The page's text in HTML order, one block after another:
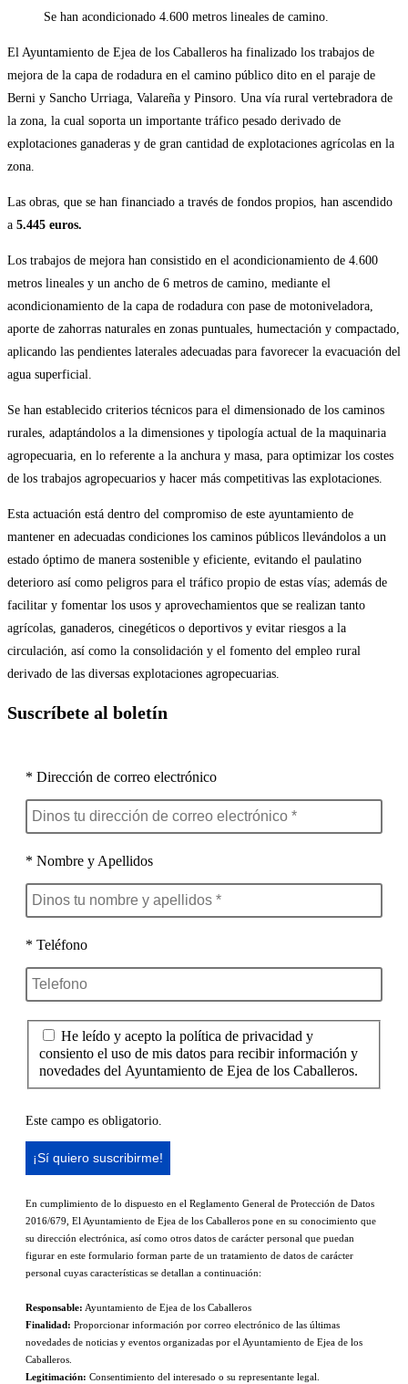
entrada:
la
Se han acondicionado 4.600 metros lineales de camino.
El Ayuntamiento de Ejea de los Caballeros ha finalizado los trabajos de
mejora de la capa de rodadura en el camino público dito en el paraje de
Berni y Sancho Urriaga, Valareña y Pinsoro. Una vía rural vertebradora de
la zona, la cual soporta un importante tráfico pesado derivado de
explotaciones ganaderas y de gran cantidad de explotaciones agrícolas en la
zona.
Las obras, que se han financiado a través de fondos propios, han ascendido
a 5.445 euros.
Los trabajos de mejora han consistido en el acondicionamiento de 4.600
metros lineales y un ancho de 6 metros de camino, mediante el
acondicionamiento de la capa de rodadura con pase de motoniveladora,
aporte de zahorras naturales en zonas puntuales, humectación y compactado,
aplicando las pendientes laterales adecuadas para favorecer la evacuación del
agua superficial.
Se han establecido criterios técnicos para el dimensionado de los caminos
rurales, adaptándolos a la dimensiones y tipología actual de la maquinaria
agropecuaria, en lo referente a la anchura y masa, para optimizar los costes
de los trabajos agropecuarios y hacer más competitivas las explotaciones.
Esta actuación está dentro del compromiso de este ayuntamiento de
mantener en adecuadas condiciones los caminos públicos llevándolos a un
estado óptimo de manera sostenible y eficiente, evitando el paulatino
deterioro así como peligros para el tráfico propio de estas vías; además de
facilitar y fomentar los usos y aprovechamientos que se realizan tanto
agrícolas, ganaderos, cinegéticos o deportivos y evitar riesgos a la
circulación, así como la consolidación y el fomento del empleo rural
derivado de las diversas explotaciones agropecuarias.
Suscríbete al boletín
* Dirección de correo electrónico
* Nombre y Apellidos
* Teléfono
He leído y acepto la política de privacidad y
consiento el uso de mis datos para recibir información y
novedades del Ayuntamiento de Ejea de los Caballeros.
Este campo es obligatorio.
En cumplimiento de lo dispuesto en el Reglamento General de Protección de Datos
2016/679, El Ayuntamiento de Ejea de los Caballeros pone en su conocimiento que
su dirección electrónica, así como otros datos de carácter personal que puedan
figurar en este formulario forman parte de un tratamiento de datos de carácter
personal cuyas características se detallan a continuación:
Responsable: Ayuntamiento de Ejea de los Caballeros
Finalidad: Proporcionar información por correo electrónico de las últimas
novedades de noticias y eventos organizadas por el Ayuntamiento de Ejea de los
Caballeros.
Legitimación: Consentimiento del interesado o su representante legal.